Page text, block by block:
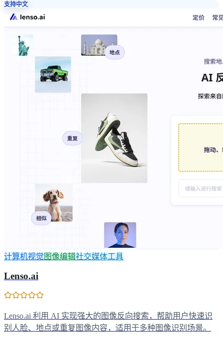
支持中文
计算机视觉 图像编辑社交媒体工具
Lenso.ai
Lenso.ai 利用 AI 实现强大的图像反向搜索，帮助用户快速识
别人脸、地点或重复图像内容，适用于多种图像识别场景。